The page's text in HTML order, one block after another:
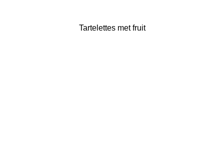
Tartelettes met fruit